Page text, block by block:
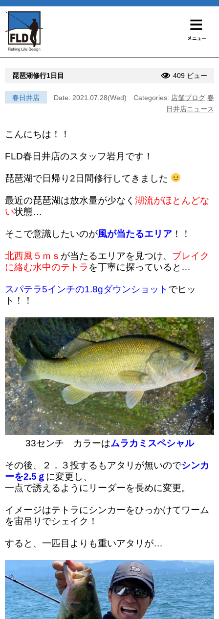
琵琶湖修行1日目 409 ビュー
春日井店 Date: 2021.07.28(Wed) Categories: 店舗ブログ 春
日井店ニュース
こんにちは！！
FLD春日井店のスタッフ岩月です！
琵琶湖で日帰り2日間修行してきました
最近の琵琶湖は放水量が少なく 湖流がほとんどな
い状態…
そこで意識したいのが風が当たるエリア ！！
北西風５ｍｓ が当たるエリアを見つけ、 ブレイク
に絡む水中のテトラ を丁寧に探っていると…
スパテラ5インチの1.8gダウンショット でヒッ
ト！！
33センチ カラーはムラカミスペシャル
その後、２．３投するもアタリが無いのでシンカ
ーを2.5ｇ に変更し、
一点で誘えるようにリーダーを長めに変更。
イメージはテトラにシンカーをひっかけてワーム
を宙吊りでシェイク！
すると、一匹目よりも重いアタリが…